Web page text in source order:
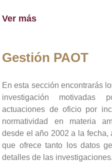
Ver más
Gestión PAOT
En esta sección encontrarás
investigación motivadas
actuaciones de oficio por
normatividad en materia
desde el año 2002 a la fecha,
que ofrece tanto los datos
detalles de las investigaciones.